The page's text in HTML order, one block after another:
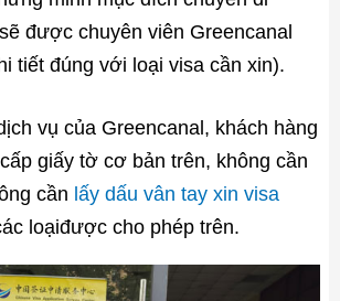
được chuyên viên Greencanal
tiết đúng với loại visa cần xin).
vụ của Greencanal, khách hàng
giấy tờ cơ bản trên, không cần
cần lấy dấu vân tay xin visa
loạiđược cho phép trên.